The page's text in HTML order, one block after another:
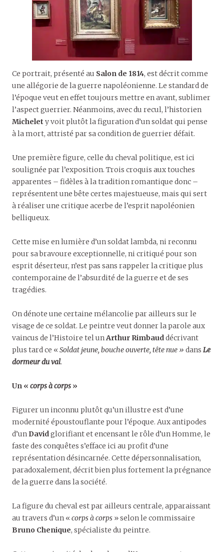
Ce portrait, présenté au Salon de 1814, est décrit comme
une allégorie de la guerre napoléonienne. Le standard de
l’époque veut en effet toujours mettre en avant, sublimer
l’aspect guerrier. Néanmoins, avec du recul, l’historien
Michelet y voit plutôt la figuration d’un soldat qui pense
à la mort, attristé par sa condition de guerrier défait.
Une première figure, celle du cheval politique, est ici
soulignée par l’exposition. Trois croquis aux touches
apparentes – fidèles à la tradition romantique donc –
représentent une bête certes majestueuse, mais qui sert
à réaliser une critique acerbe de l’esprit napoléonien
belliqueux.
Cette mise en lumière d’un soldat lambda, ni reconnu
pour sa bravoure exceptionnelle, ni critiqué pour son
esprit déserteur, n’est pas sans rappeler la critique plus
contemporaine de l’absurdité de la guerre et de ses
tragédies.
On dénote une certaine mélancolie par ailleurs sur le
visage de ce soldat. Le peintre veut donner la parole aux
vaincus de l’Histoire tel unArthur Rimbauddécrivant
plus tard ce « Soldat jeune, bouche ouverte, tête nue » dans Le
dormeur du val.
Un « corps à corps »
Figurer un inconnu plutôt qu’un illustre est d’une
modernité époustouflante pour l’époque. Aux antipodes
d’un Davidglorifiant et encensant le rôle d’un Homme, le
faste des conquêtes s’efface ici au profit d’une
représentation désincarnée. Cette dépersonnalisation,
paradoxalement, décrit bien plus fortement la prégnance
de la guerre dans la société.
La figure du cheval est par ailleurs centrale, apparaissant
au travers d’un « corps à corps » selon le commissaire
Bruno Chenique, spécialiste du peintre.